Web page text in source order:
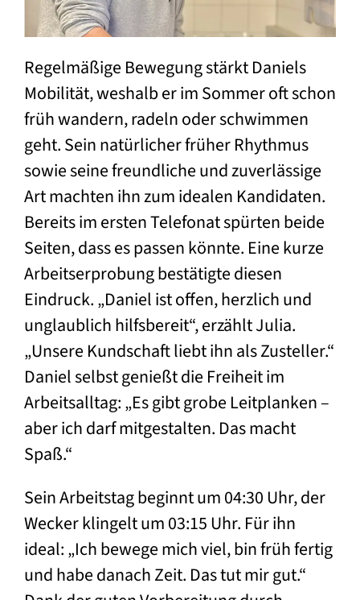
Regelmäßige Bewegung stärkt Daniels
Mobilität, weshalb er im Sommer oft schon
früh wandern, radeln oder schwimmen
geht. Sein natürlicher früher Rhythmus
sowie seine freundliche und zuverlässige
Art machten ihn zum idealen Kandidaten.
Bereits im ersten Telefonat spürten beide
Seiten, dass es passen könnte. Eine kurze
Arbeitserprobung bestätigte diesen
Eindruck. „Daniel ist offen, herzlich und
unglaublich hilfsbereit“, erzählt Julia.
„Unsere Kundschaft liebt ihn als Zusteller.“
Daniel selbst genießt die Freiheit im
Arbeitsalltag: „Es gibt grobe Leitplanken –
aber ich darf mitgestalten. Das macht
Spaß.“
Sein Arbeitstag beginnt um 04:30 Uhr, der
Wecker klingelt um 03:15 Uhr. Für ihn
ideal: „Ich bewege mich viel, bin früh fertig
und habe danach Zeit. Das tut mir gut.“